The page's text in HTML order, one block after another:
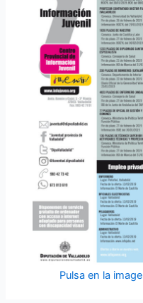
Pulsa en la